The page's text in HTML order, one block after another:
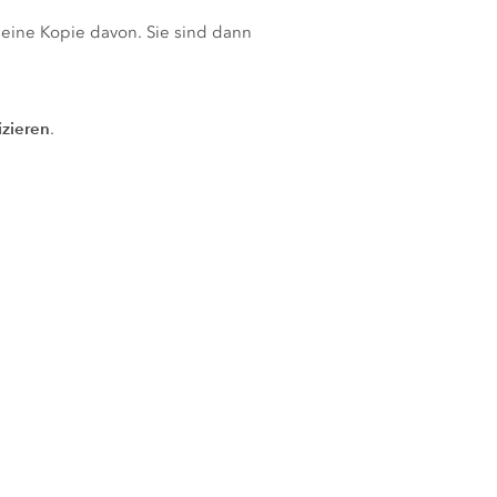
Kopie davon. Sie sind dann
.